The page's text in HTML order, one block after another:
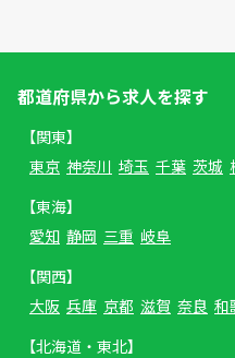
都道府県から求人を探す
【関東】
東京 神奈川 埼玉 千葉 茨城
【東海】
愛知 静岡 三重 岐阜
【関西】
大阪 兵庫 京都 滋賀 奈良 和
【北海道・東北】